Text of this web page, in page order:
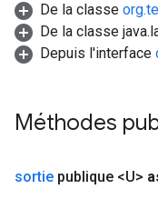
De la classe
De la classe
Depuis l'interface
Méthodes
sortie publique <U>